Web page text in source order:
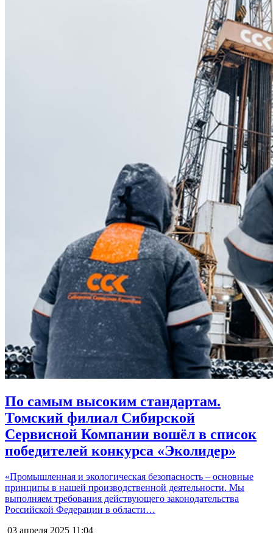
По самым высоким стандартам.
Томский филиал Сибирской
Сервисной Компании вошёл в список
победителей конкурса «Эколидер»
«Промышленная и экологическая безопасность – основные
принципы в нашей производственной деятельности. Мы
выполняем требования действующего законодательства
Российской Федерации в области…
03 апреля 2025 11:04